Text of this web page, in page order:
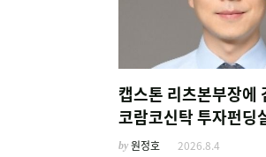
캡스톤 리츠본부장에
코람코신탁 투자펀딩
by원정호 2026.8.4